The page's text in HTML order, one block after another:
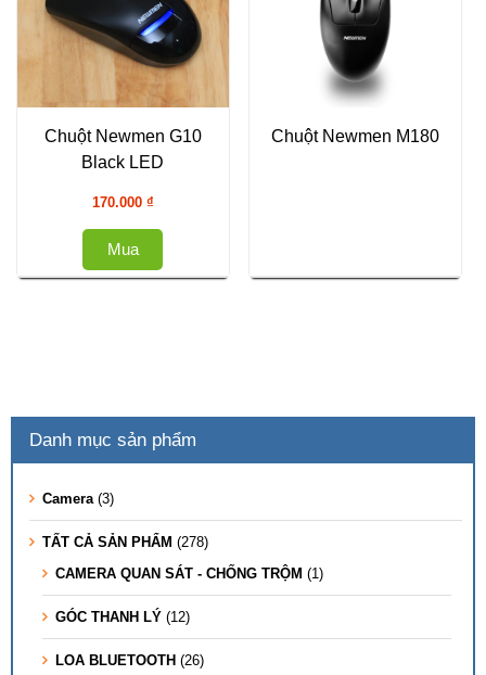
Chuột Newmen G10
Black LED
170.000 ₫
Mua
Chuột Newmen M180
Danh mục sản phẩm
Camera (3)
TẤT CẢ SẢN PHẨM (278)
CAMERA QUAN SÁT - CHỐNG TRỘM (1)
GÓC THANH LÝ (12)
LOA BLUETOOTH (26)